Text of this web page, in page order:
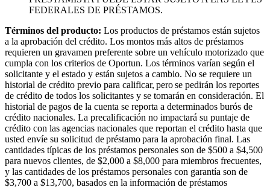
FEDERALES DE PRÉSTAMOS.
Términos del producto: Los productos de préstamos están sujetos
a la aprobación del crédito. Los montos más altos de préstamos
requieren un gravamen preferente sobre un vehículo motorizado que
cumpla con los criterios de Oportun. Los términos varían según el
solicitante y el estado y están sujetos a cambio. No se requiere un
historial de crédito previo para calificar, pero se pedirán los reportes
de crédito de todos los solicitantes y se tomarán en consideración. El
historial de pagos de la cuenta se reporta a determinados burós de
crédito nacionales. La precalificación no impactará su puntaje de
crédito con las agencias nacionales que reportan el crédito hasta que
usted envíe su solicitud de préstamo para la aprobación final. Las
cantidades típicas de los préstamos personales son de $500 a $4,500
para nuevos clientes, de $2,000 a $8,000 para miembros frecuentes,
y las cantidades de los préstamos personales con garantía son de
$3,700 a $13,700, basados en la información de préstamos